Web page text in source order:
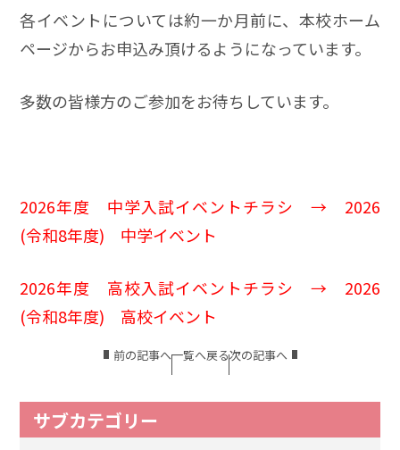
各イベントについては約一か月前に、本校ホーム
ページからお申込み頂けるようになっています。
多数の皆様方のご参加をお待ちしています。
2026年度 中学入試イベントチラシ → 2026
(令和8年度) 中学イベント
2026年度 高校入試イベントチラシ → 2026
(令和8年度) 高校イベント
前の記事へ一覧へ戻る次の記事へ
サブカテゴリー